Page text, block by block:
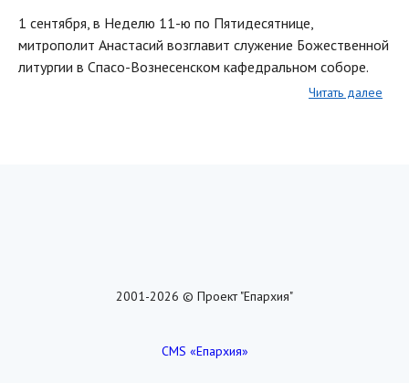
1 сентября, в Неделю 11-ю по Пятидесятнице,
митрополит Анастасий возглавит служение Божественной
литургии в Спасо-Вознесенском кафедральном соборе.
Читать далее
2001-2026 © Проект "Епархия"
CMS «Епархия»